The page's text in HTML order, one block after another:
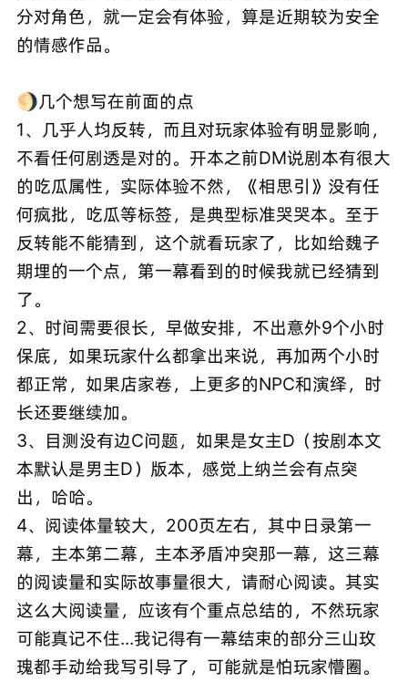
分对角色，就一定会有体验，算是近期较为安全
的情感作品。
🌖几个想写在前面的点
1、几乎人均反转，而且对玩家体验有明显影响，
不看任何剧透是对的。开本之前DM说剧本有很大
的吃瓜属性，实际体验不然，《相思引》没有任
何疯批，吃瓜等标签，是典型标准哭哭本。至于
反转能不能猜到，这个就看玩家了，比如给魏子
期埋的一个点，第一幕看到的时候我就已经猜到
了。
2、时间需要很长，早做安排，不出意外9个小时
保底，如果玩家什么都拿出来说，再加两个小时
都正常，如果店家卷，上更多的NPC和演绎，时
长还要继续加。
3、目测没有边C问题，如果是女主D（按剧本文
本默认是男主D）版本，感觉上纳兰会有点突
出，哈哈。
4、阅读体量较大，200页左右，其中日录第一
幕，主本第二幕，主本矛盾冲突那一幕，这三幕
的阅读量和实际故事量很大，请耐心阅读。其实
这么大阅读量，应该有个重点总结的，不然玩家
可能真记不住...我记得有一幕结束的部分三山玫
瑰都手动给我写引导了，可能就是怕玩家懵圈。